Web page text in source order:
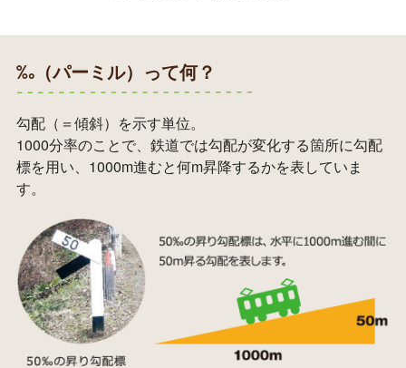
‰（パーミル）って何？
勾配（＝傾斜）を示す単位。
1000分率のことで、鉄道では勾配が変化する箇所に勾配
標を用い、1000m進むと何m昇降するかを表していま
す。